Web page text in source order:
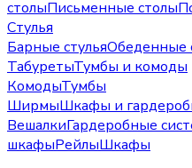
столыПисьменные столы
Стулья
Барные стульяОбеденные
ТабуретыТумбы и комоды
КомодыТумбы
ШирмыШкафы и
ВешалкиГардеробные
шкафыРейлыШкафы